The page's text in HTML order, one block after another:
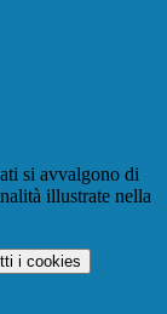
si avvalgono di
illustrate nella
i cookies